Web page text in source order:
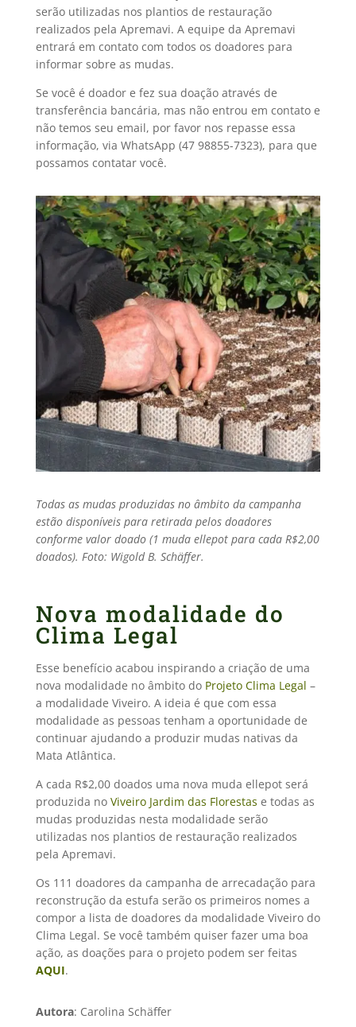
serão utilizadas nos plantios de restauração
realizados pela Apremavi. A equipe da Apremavi
entrará em contato com todos os doadores para
informar sobre as mudas.
Se você é doador e fez sua doação através de
transferência bancária, mas não entrou em contato e
não temos seu email, por favor nos repasse essa
informação, via WhatsApp (47 98855-7323), para que
possamos contatar você.
Todas as mudas produzidas no âmbito da campanha
estão disponíveis para retirada pelos doadores
conforme valor doado (1 muda ellepot para cada R$2,00
doados). Foto: Wigold B. Schäffer.
Nova modalidade do
Clima Legal
Esse benefício acabou inspirando a criação de uma
nova modalidade no âmbito do Projeto Clima Legal –
a modalidade Viveiro. A ideia é que com essa
modalidade as pessoas tenham a oportunidade de
continuar ajudando a produzir mudas nativas da
Mata Atlântica.
A cada R$2,00 doados uma nova muda ellepot será
produzida no Viveiro Jardim das Florestas e todas as
mudas produzidas nesta modalidade serão
utilizadas nos plantios de restauração realizados
pela Apremavi.
Os 111 doadores da campanha de arrecadação para
reconstrução da estufa serão os primeiros nomes a
compor a lista de doadores da modalidade Viveiro do
Clima Legal. Se você também quiser fazer uma boa
ação, as doações para o projeto podem ser feitas
AQUI.
Autora: Carolina Schäffer